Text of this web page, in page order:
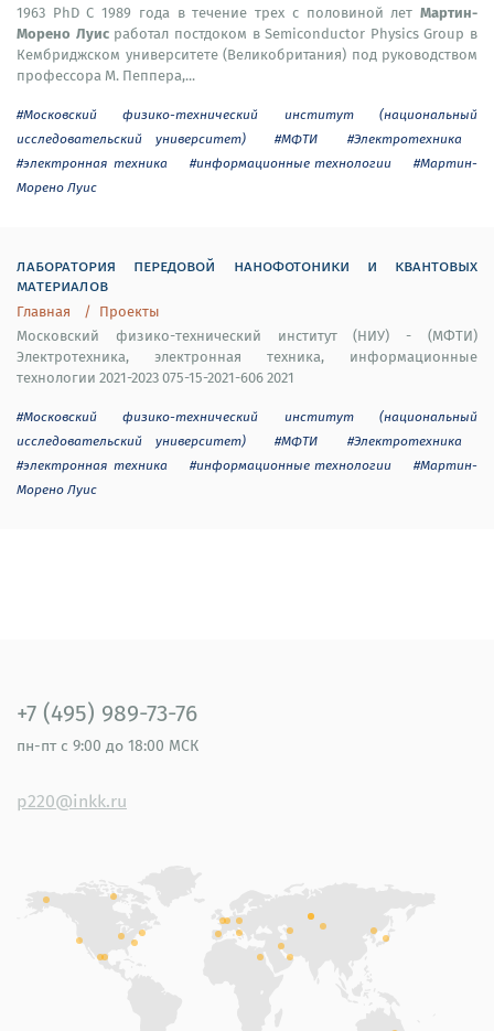
1963 PhD С 1989 года в течение трех с половиной лет Мартин-
Морено Луисработал постдоком в Semiconductor Physics Group в
Кембриджском университете (Великобритания) под руководством
профессора М. Пеппера,...
#Московский физико-технический институт (национальный
исследовательский университет)
#МФТИ
#Электротехника
#электронная техника
#информационные технологии
#Мартин-
Морено Луис
лаборатория передовой нанофотоники и квантовых
материалов
Главная
Проекты
Московский физико-технический институт (НИУ) - (МФТИ)
Электротехника, электронная техника, информационные
технологии 2021-2023 075-15-2021-606 2021
#Московский физико-технический институт (национальный
исследовательский университет)
#МФТИ
#Электротехника
#электронная техника
#информационные технологии
#Мартин-
Морено Луис
+7 (495) 989-73-76
пн-пт с 9:00 до 18:00 МСК
p220@inkk.ru